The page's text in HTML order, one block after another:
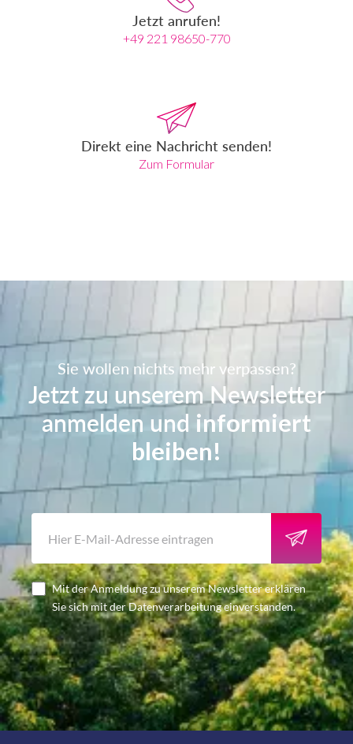
Jetzt anrufen!
+49 221 98650-770
Direkt eine Nachricht senden!
Zum Formular
Sie wollen nichts mehr verpassen?
Jetzt zu unserem Newsletter
anmelden und informiert
bleiben!
Mit der Anmeldung zu unserem Newsletter erklären
Sie sich mit der Datenverarbeitung einverstanden.